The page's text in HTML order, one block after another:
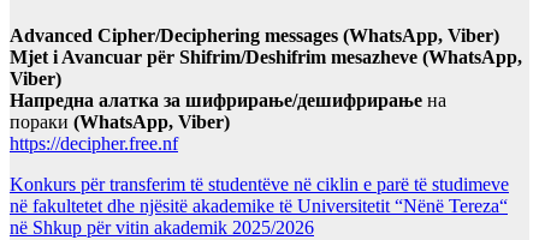
Advanced Cipher/Deciphering messages (WhatsApp, Viber)
Mjet i Avancuar për Shifrim/Deshifrim mesazheve (WhatsApp,
Viber)
Напредна алатка за шифрирање/дешифрирање на
пораки (WhatsApp, Viber)
https://decipher.free.nf
Konkurs për transferim të studentëve në ciklin e parë të studimeve
në fakultetet dhe njësitë akademike të Universitetit “Nënë Tereza“
në Shkup për vitin akademik 2025/2026